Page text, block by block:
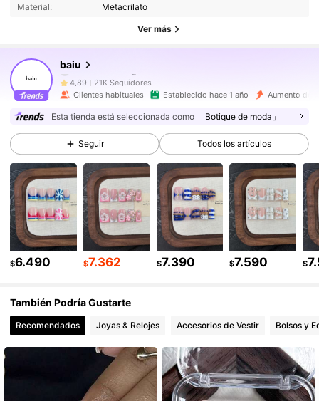
Material: Metacrilato
Ver más
baiu
21K Seguidores
4,89
21K Seguidores
T***aseguidoHace 2 horas
4,89 21K Seguidores
21K Seguidores
4,89 21K Seguidores
4,89 21K Seguidores
4,89 21K Seguidores
4,89 21K Seguidores
Clientes habituales Establecido hace 1 año Aumento de
Esta tienda está seleccionada como 「Botique de moda」
Seguir Todos los artículos
$6.490 $7.362 $7.390 $7.590 $
También Podría Gustarte
Recomendados Joyas & Relojes Accesorios de Vestir Bolsos y